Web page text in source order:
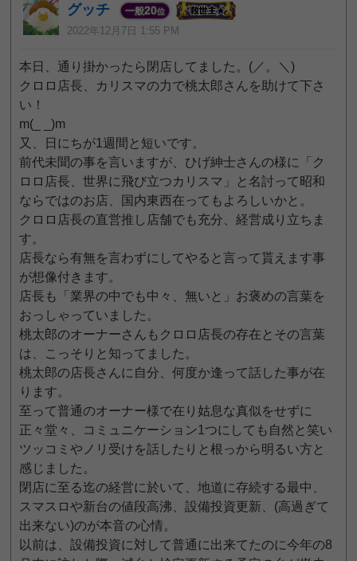
グッチ 一般20位
2022年12月7日 1:55 PM
本日、通り掛かったら閉店してました。(／。＼)
クロロ店長、カリスマの力で桃太郎さんを助けて下さ
い！
m(_ _)m
又、日にちが1週間と短いです。
前代未聞の事を言いますが、ひげ紳士さんの様に「ク
ロロ店長、世界に飛び立つカリスマ」と名討って昭和
ならではのお店、国内東西在ってもよろしいかと。
クロロ店長の直営推し店舗でも充分、経営成り立ちま
す。
店長なら有無を言わずにしてやると言って貰えます事
が想像付きます。
店長も「業界の中でも中々、無いと」お褒めの言葉を
おっしゃっていました。
桃太郎のオーナーさんもクロロ店長の存在とその言葉
は、こっそりと知ってました。
桃太郎の店長さんに自分、何度か逢って話した事が在
ります。
至って普通のオーナー様で在り姑息な真似をせずに
正々堂々、コミュニケーション1つにしても自然と笑い
ツッコミやノリ受けを話したりと根っから明るい方と
感じました。
閉店に至る迄の経営に於いて、地道に存続する最中、
スマスロや新台の値段高沸、設備投資更新、(高過ぎて
出来ない)のが本音の心情。
以前は、設備投資に対して普通に出来てたのに今年の8